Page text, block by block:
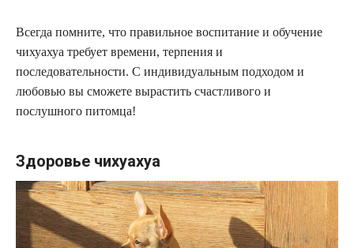
Всегда помните, что правильное воспитание и обучение
чихуахуа требует времени, терпения и
последовательности. С индивидуальным подходом и
любовью вы сможете вырастить счастливого и
послушного питомца!
Здоровье чихуахуа